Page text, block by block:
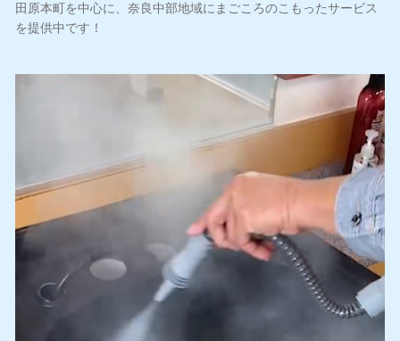
田原本町を中心に、奈良中部地域にまごころのこもったサービス
を提供中です！